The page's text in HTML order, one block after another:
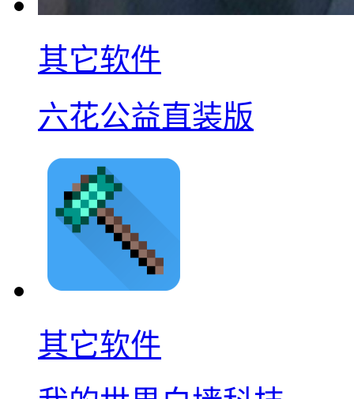
其它软件
六花公益直装版
其它软件